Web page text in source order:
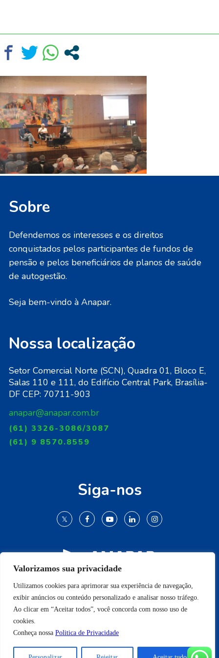
Valorizamos sua privacidade
Utilizamos cookies para aprimorar sua experiência de navegação,
exibir anúncios ou conteúdo personalizado e analisar nosso tráfego.
Ao clicar em “Aceitar todos”, você concorda com nosso uso de
cookies.
Conheça nossa Politica de Privacidade
Sobre
Defendemos os interesses e os direitos
conquistados pelos participantes de fundos de
pensão e pelos beneficiários de planos de saúde
de autogestão.
Seja bem-vindo à Anapar.
Nossa localização
Setor Comercial Norte (SCN), Quadra 01, Bloco E,
Salas 110 e 111, do Edifício Central Park, Brasília-
DF CEP: 70711-903
anapar@anapar.com.br
(61) 3326-3086/3087
(61) 9 8570.8559
Siga-nos
© 2009-2022 Todos os direitos reservados.
Conheça nossaPolitica de Privacidade